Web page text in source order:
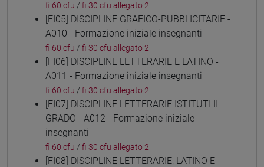
fi 60 cfu / fi 30 cfu allegato 2
[FI05] DISCIPLINE GRAFICO-PUBBLICITARIE -
A010 - Formazione iniziale insegnanti
fi 60 cfu / fi 30 cfu allegato 2
[FI06] DISCIPLINE LETTERARIE E LATINO -
A011 - Formazione iniziale insegnanti
fi 60 cfu / fi 30 cfu allegato 2
[FI07] DISCIPLINE LETTERARIE ISTITUTI II
GRADO - A012 - Formazione iniziale
insegnanti
fi 60 cfu / fi 30 cfu allegato 2
[FI08] DISCIPLINE LETTERARIE, LATINO E